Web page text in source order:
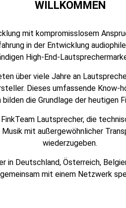
WILLKOMMEN
mit kompromisslosem
in der Entwicklung
High-End-
über viele Jahre an
Dieses umfassende Know-
die Grundlage der heutigen
Lautsprecher, die
mit außergewöhnlicher
wiederzugeben.
in Deutschland, Österreich,
gemeinsam mit einem Netzwerk